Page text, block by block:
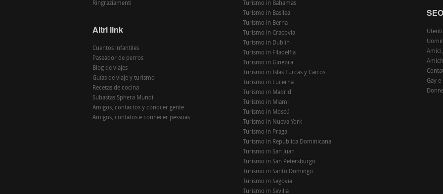
Ringraziamenti
Altri link
Cuentos infantiles
Paseador de perros
Blog de viajes
Guías de viaje y turismo
Recetas de cocina
Subastas Sphera Mundi
Amigos, contactos y conocer gente
Amigos, contatos e conhecer pessoas
Turismo in Bahamas
Turismo in Basilea
Turismo in Berna
Turismo in Cracovia
Turismo in Dublín
Turismo in Filadelfia
Turismo in Ginebra
Turismo in Islas Turcas y Caicos
Turismo in Lucerna
Turismo in Madrid
Turismo in Miami
Turismo in Moscú
Turismo in Nueva York
Turismo in Praga
Turismo in Republica Dominicana
Turismo in San Juan
Turismo in San Petersburgo
Turismo in Santo Domingo
Turismo in Segovia
Turismo in Sevilla
SEO
Utenti
Gay e